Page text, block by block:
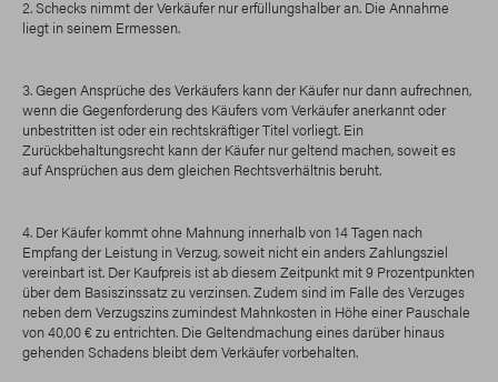
2. Schecks nimmt der Verkäufer nur erfüllungshalber an. Die Annahme
liegt in seinem Ermessen.
3. Gegen Ansprüche des Verkäufers kann der Käufer nur dann aufrechnen,
wenn die Gegenforderung des Käufers vom Verkäufer anerkannt oder
unbestritten ist oder ein rechtskräftiger Titel vorliegt. Ein
Zurückbehaltungsrecht kann der Käufer nur geltend machen, soweit es
auf Ansprüchen aus dem gleichen Rechtsverhältnis beruht.
4. Der Käufer kommt ohne Mahnung innerhalb von 14 Tagen nach
Empfang der Leistung in Verzug, soweit nicht ein anders Zahlungsziel
vereinbart ist. Der Kaufpreis ist ab diesem Zeitpunkt mit 9 Prozentpunkten
über dem Basiszinssatz zu verzinsen. Zudem sind im Falle des Verzuges
neben dem Verzugszins zumindest Mahnkosten in Höhe einer Pauschale
von 40,00 € zu entrichten. Die Geltendmachung eines darüber hinaus
gehenden Schadens bleibt dem Verkäufer vorbehalten.